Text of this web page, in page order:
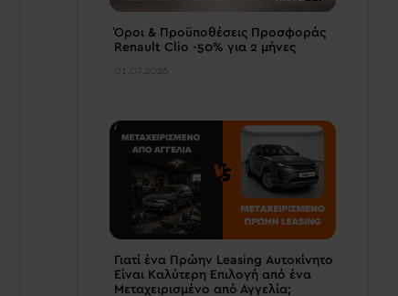
Όροι & Προϋποθέσεις Προσφοράς
Renault Clio -50% για 2 μήνες
01.07.2026
Γιατί ένα Πρώην Leasing Αυτοκίνητο
Είναι Καλύτερη Επιλογή από ένα
Μεταχειρισμένο από Αγγελία;